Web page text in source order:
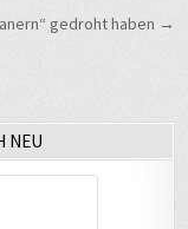
gedroht haben →
NEU